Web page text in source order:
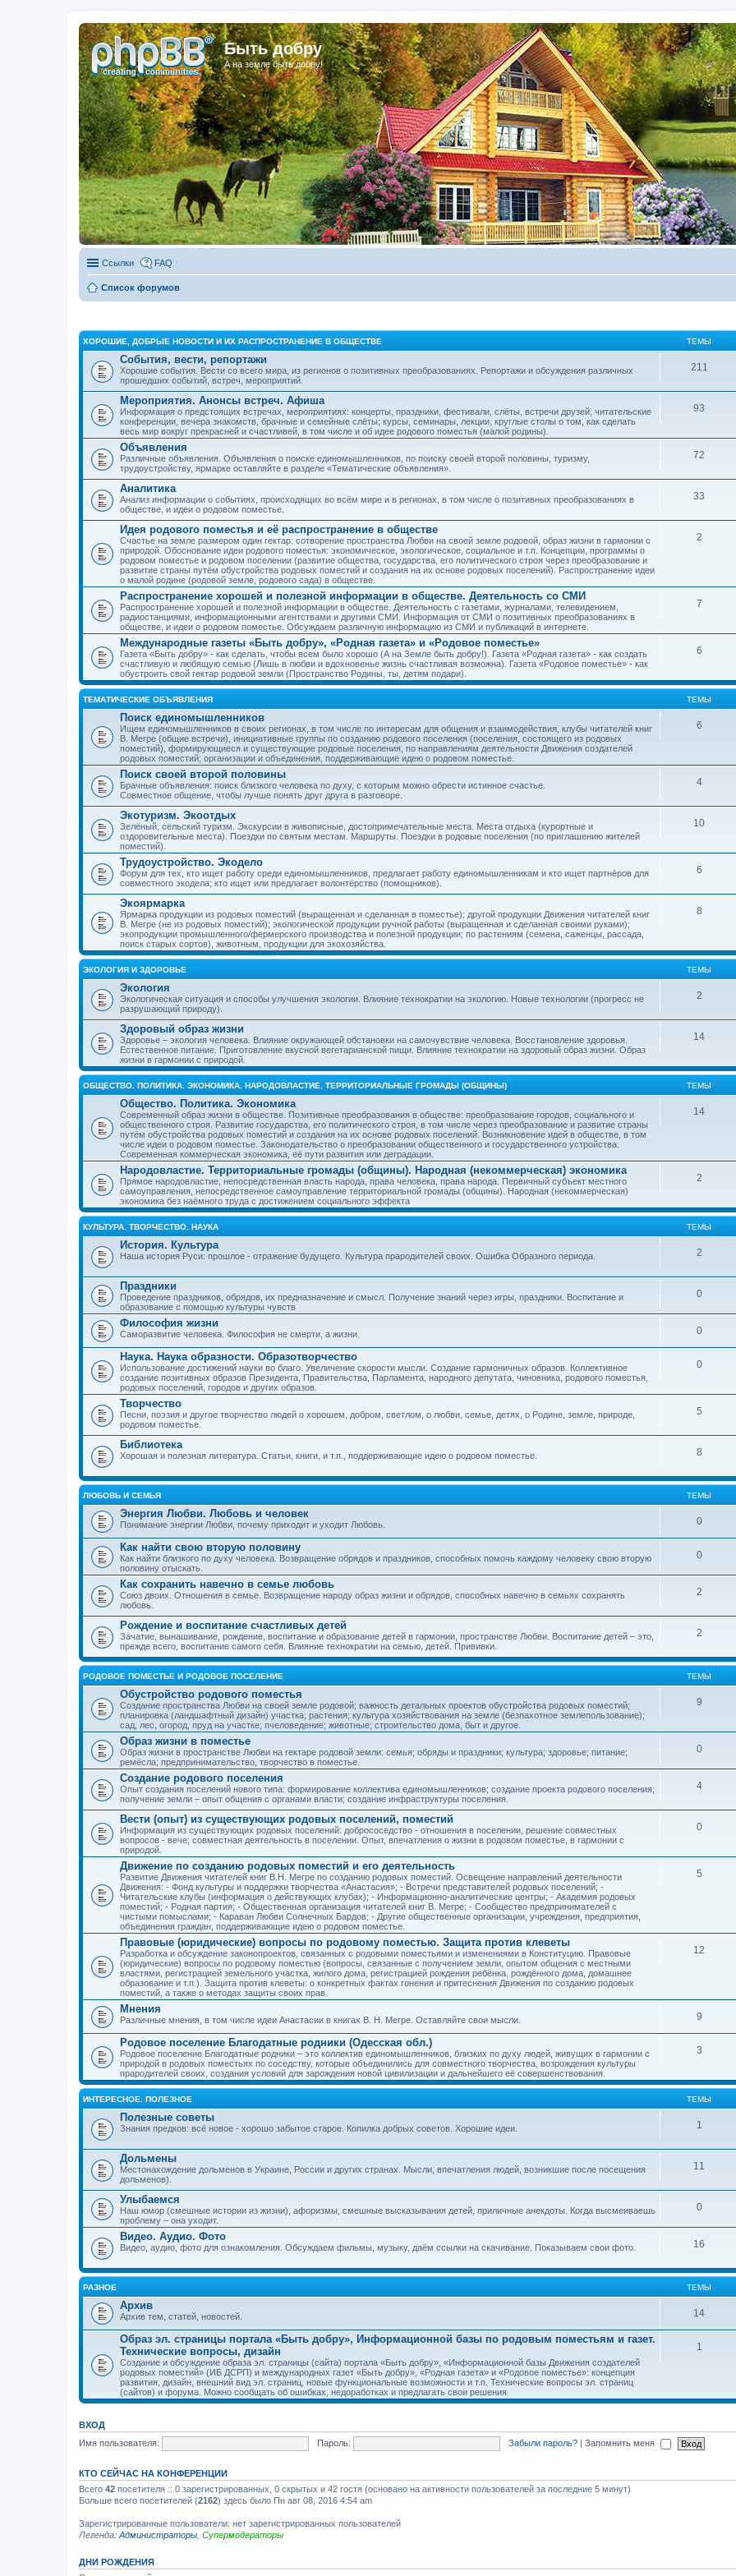
Быть добру
А на земле быть добру!
Ссылки FAQ
Список форумов
ХОРОШИЕ, ДОБРЫЕ НОВОСТИ И ИХ РАСПРОСТРАНЕНИЕ В ОБЩЕСТВЕ ТЕМЫ
События, вести, репортажи
Хорошие события. Вести со всего мира, из регионов о позитивных преобразованиях. Репортажи и обсуждения различных
прошедших событий, встреч, мероприятий.
211
Мероприятия. Анонсы встреч. Афиша
Информация о предстоящих встречах, мероприятиях: концерты, праздники, фестивали, слёты, встречи друзей, читательские
конференции, вечера знакомств, брачные и семейные слёты; курсы, семинары, лекции, круглые столы о том, как сделать
весь мир вокруг прекрасней и счастливей, в том числе и об идее родового поместья (малой родины).
93
Объявления
Различные объявления. Объявления о поиске единомышленников, по поиску своей второй половины, туризму,
трудоустройству, ярмарке оставляйте в разделе «Тематические объявления».
72
Аналитика
Анализ информации о событиях, происходящих во всём мире и в регионах, в том числе о позитивных преобразованиях в
обществе, и идеи о родовом поместье.
33
Идея родового поместья и её распространение в обществе
Счастье на земле размером один гектар: сотворение пространства Любви на своей земле родовой, образ жизни в гармонии с
природой. Обоснование идеи родового поместья: экономическое, экологическое, социальное и т.п. Концепции, программы о
родовом поместье и родовом поселении (развитие общества, государства, его политического строя через преобразование и
развитие страны путём обустройства родовых поместий и создания на их основе родовых поселений). Распространение идеи
о малой родине (родовой земле, родового сада) в обществе.
2
Распространение хорошей и полезной информации в обществе. Деятельность со СМИ
Распространение хорошей и полезной информации в обществе. Деятельность с газетами, журналами, телевидением,
радиостанциями, информационными агентствами и другими СМИ. Информация от СМИ о позитивных преобразованиях в
обществе, и идеи о родовом поместье. Обсуждаем различную информацию из СМИ и публикаций в интернете.
7
Международные газеты «Быть добру», «Родная газета» и «Родовое поместье»
Газета «Быть добру» - как сделать, чтобы всем было хорошо (А на Земле быть добру!). Газета «Родная газета» - как создать
счастливую и любящую семью (Лишь в любви и вдохновенье жизнь счастливая возможна). Газета «Родовое поместье» - как
обустроить свой гектар родовой земли (Пространство Родины, ты, детям подари).
6
ТЕМАТИЧЕСКИЕ ОБЪЯВЛЕНИЯ ТЕМЫ
Поиск единомышленников
Ищем единомышленников в своих регионах, в том числе по интересам для общения и взаимодействия, клубы читателей книг
В. Мегре (общие встречи), инициативные группы по созданию родового поселения (поселения, состоящего из родовых
поместий), формирующиеся и существующие родовые поселения, по направлениям деятельности Движения создателей
родовых поместий; организации и объединения, поддерживающие идею о родовом поместье.
6
Поиск своей второй половины
Брачные объявления: поиск близкого человека по духу, с которым можно обрести истинное счастье.
Совместное общение, чтобы лучше понять друг друга в разговоре.
4
Экотуризм. Экоотдых
Зелёный, сельский туризм. Экскурсии в живописные, достопримечательные места. Места отдыха (курортные и
оздоровительные места). Поездки по святым местам. Маршруты. Поездки в родовые поселения (по приглашению жителей
поместий).
10
Трудоустройство. Экодело
Форум для тех, кто ищет работу среди единомышленников, предлагает работу единомышленникам и кто ищет партнёров для
совместного экодела; кто ищет или предлагает волонтёрство (помощников).
6
Экоярмарка
Ярмарка продукции из родовых поместий (выращенная и сделанная в поместье); другой продукции Движения читателей книг
В. Мегре (не из родовых поместий); экологической продукции ручной работы (выращенная и сделанная своими руками);
экопродукции промышленного/фермерского производства и полезной продукции; по растениям (семена, саженцы, рассада,
поиск старых сортов), животным, продукции для экохозяйства.
8
ЭКОЛОГИЯ И ЗДОРОВЬЕ ТЕМЫ
Экология
Экологическая ситуация и способы улучшения экологии. Влияние технократии на экологию. Новые технологии (прогресс не
разрушающий природу).
2
Здоровый образ жизни
Здоровье – экология человека. Влияние окружающей обстановки на самочувствие человека. Восстановление здоровья.
Естественное питание. Приготовление вкусной вегетарианской пищи. Влияние технократии на здоровый образ жизни. Образ
жизни в гармонии с природой.
14
ОБЩЕСТВО. ПОЛИТИКА. ЭКОНОМИКА. НАРОДОВЛАСТИЕ. ТЕРРИТОРИАЛЬНЫЕ ГРОМАДЫ (ОБЩИНЫ) ТЕМЫ
Общество. Политика. Экономика
Современный образ жизни в обществе. Позитивные преобразования в обществе: преобразование городов, социального и
общественного строя. Развитие государства, его политического строя, в том числе через преобразование и развитие страны
путём обустройства родовых поместий и создания на их основе родовых поселений. Возникновение идей в обществе, в том
числе идеи о родовом поместье. Законодательство о преобразовании общественного и государственного устройства.
Современная коммерческая экономика, её пути развития или деградации.
14
Народовластие. Территориальные громады (общины). Народная (некоммерческая) экономика
Прямое народовластие, непосредственная власть народа, права человека, права народа. Первичный субъект местного
самоуправления, непосредственное самоуправление территориальной громады (общины). Народная (некоммерческая)
экономика без наёмного труда с достижением социального эффекта
2
КУЛЬТУРА. ТВОРЧЕСТВО. НАУКА ТЕМЫ
История. Культура
Наша история Руси: прошлое - отражение будущего. Культура прародителей своих. Ошибка Образного периода. 2
Праздники
Проведение праздников, обрядов, их предназначение и смысл. Получение знаний через игры, праздники. Воспитание и
образование с помощью культуры чувств
0
Философия жизни
Саморазвитие человека. Философия не смерти, а жизни. 0
Наука. Наука образности. Образотворчество
Использование достижений науки во благо. Увеличение скорости мысли. Создание гармоничных образов. Коллективное
создание позитивных образов Президента, Правительства, Парламента, народного депутата, чиновника, родового поместья,
родовых поселений, городов и других образов.
0
Творчество
Песни, поэзия и другое творчество людей о хорошем, добром, светлом, о любви, семье, детях, о Родине, земле, природе,
родовом поместье.
5
Библиотека
Хорошая и полезная литература. Статьи, книги, и т.п., поддерживающие идею о родовом поместье. 8
ЛЮБОВЬ И СЕМЬЯ ТЕМЫ
Энергия Любви. Любовь и человек
Понимание энергии Любви, почему приходит и уходит Любовь. 0
Как найти свою вторую половину
Как найти близкого по духу человека. Возвращение обрядов и праздников, способных помочь каждому человеку свою вторую
половину отыскать.
0
Как сохранить навечно в семье любовь
Союз двоих. Отношения в семье. Возвращение народу образ жизни и обрядов, способных навечно в семьях сохранять
любовь.
2
Рождение и воспитание счастливых детей
Зачатие, вынашивание, рождение, воспитание и образование детей в гармонии, пространстве Любви. Воспитание детей – это,
прежде всего, воспитание самого себя. Влияние технократии на семью, детей. Прививки.
2
РОДОВОЕ ПОМЕСТЬЕ И РОДОВОЕ ПОСЕЛЕНИЕ ТЕМЫ
Обустройство родового поместья
Создание пространства Любви на своей земле родовой; важность детальных проектов обустройства родовых поместий;
планировка (ландшафтный дизайн) участка; растения; культура хозяйствования на земле (безпахотное землепользование);
сад, лес, огород, пруд на участке; пчеловедение; животные; строительство дома, быт и другое.
9
Образ жизни в поместье
Образ жизни в пространстве Любви на гектаре родовой земли: семья; обряды и праздники; культура; здоровье; питание;
ремёсла; предпринимательство, творчество в поместье.
0
Создание родового поселения
Опыт создания поселений нового типа: формирование коллектива единомышленников; создание проекта родового поселения;
получение земли – опыт общения с органами власти; создание инфраструктуры поселения.
4
Вести (опыт) из существующих родовых поселений, поместий
Информация из существующих родовых поселений: добрососедство - отношения в поселении, решение совместных
вопросов - вече; совместная деятельность в поселении. Опыт, впечатления о жизни в родовом поместье, в гармонии с
природой.
0
Движение по созданию родовых поместий и его деятельность
Развитие Движения читателей книг В.Н. Мегре по созданию родовых поместий. Освещение направлений деятельности
Движения: - Фонд культуры и поддержки творчества «Анастасия»; - Встречи представителей родовых поселений; -
Читательские клубы (информация о действующих клубах); - Информационно-аналитические центры; - Академия родовых
поместий; - Родная партия; - Общественная организация читателей книг В. Мегре; - Сообщество предпринимателей с
чистыми помыслами; - Караван Любви Солнечных Бардов; - Другие общественные организации, учреждения, предприятия,
объединения граждан, поддерживающие идею о родовом поместье.
5
Правовые (юридические) вопросы по родовому поместью. Защита против клеветы
Разработка и обсуждение законопроектов, связанных с родовыми поместьями и изменениями в Конституцию. Правовые
(юридические) вопросы по родовому поместью (вопросы, связанные с получением земли, опытом общения с местными
властями, регистрацией земельного участка, жилого дома, регистрацией рождения ребёнка, рождённого дома, домашнее
образование и т.п.). Защита против клеветы: о конкретных фактах гонения и притеснения Движения по созданию родовых
поместий, а также о методах защиты своих прав.
12
Мнения
Различные мнения, в том числе идеи Анастасии в книгах В. Н. Мегре. Оставляйте свои мысли. 9
Родовое поселение Благодатные родники (Одесская обл.)
Родовое поселение Благодатные родники – это коллектив единомышленников, близких по духу людей, живущих в гармонии с
природой в родовых поместьях по соседству, которые объединились для совместного творчества, возрождения культуры
прародителей своих, создания условий для зарождения новой цивилизации и дальнейшего её совершенствования.
3
ИНТЕРЕСНОЕ. ПОЛЕЗНОЕ ТЕМЫ
Полезные советы
Знания предков: всё новое - хорошо забытое старое. Копилка добрых советов. Хорошие идеи. 1
Дольмены
Местонахождение дольменов в Украине, России и других странах. Мысли, впечатления людей, возникшие после посещения
дольменов).
11
Улыбаемся
Наш юмор (смешные истории из жизни), афоризмы, смешные высказывания детей, приличные анекдоты. Когда высмеиваешь
проблему – она уходит.
0
Видео. Аудио. Фото
Видео, аудио, фото для ознакомления. Обсуждаем фильмы, музыку, даём ссылки на скачивание. Показываем свои фото. 16
РАЗНОЕ ТЕМЫ
Архив
Архив тем, статей, новостей. 14
Образ эл. страницы портала «Быть добру», Информационной базы по родовым поместьям и газет.
Технические вопросы, дизайн
Создание и обсуждение образа эл. страницы (сайта) портала «Быть добру», «Информационной базы Движения создателей
родовых поместий» (ИБ ДСРП) и международных газет «Быть добру», «Родная газета» и «Родовое поместье»: концепция
развития, дизайн, внешний вид эл. страниц, новые функциональные возможности и т.п. Технические вопросы эл. страниц
(сайтов) и форума. Можно сообщать об ошибках, недоработках и предлагать свои решения.
1
ВХОД
Имя пользователя:
Пароль: Забыли пароль? | Запомнить меня
КТО СЕЙЧАС НА КОНФЕРЕНЦИИ
Всего 42 посетителя :: 0 зарегистрированных, 0 скрытых и 42 гостя (основано на активности пользователей за последние 5 минут)
Больше всего посетителей (2162) здесь было Пн авг 08, 2016 4:54 am
Зарегистрированные пользователи: нет зарегистрированных пользователей
Легенда: Администраторы Супермодераторы
ДНИ РОЖДЕНИЯ